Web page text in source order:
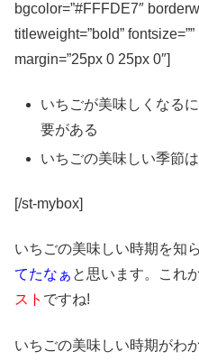
bgcolor=”#FFFDE7″
titleweight=”bold”
margin=”25px 0 25px 0″]
いちごが美味しくなる
要がある
いちごの美味しい季節は
[/st-mybox]
いちごの美味しい時期を知
てたなぁ と思います。これ
スト ですね!
いちごの美味しい時期がわ